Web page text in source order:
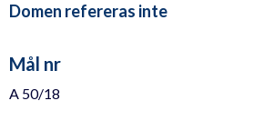
Domen refereras inte
Mål nr
A 50/18